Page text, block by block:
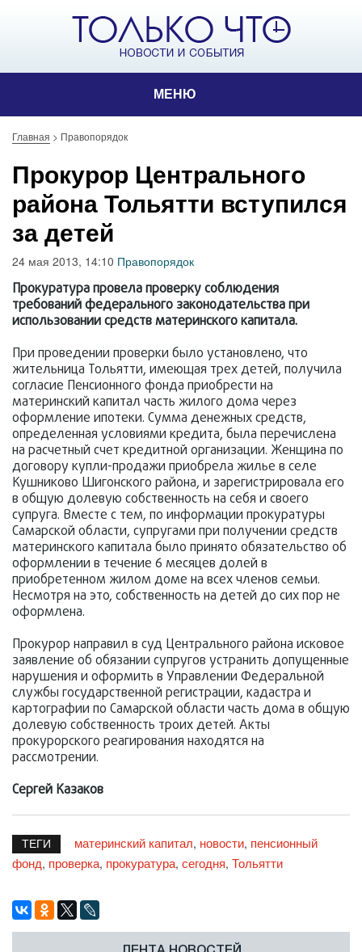
МЕНЮ
Главная > Правопорядок
Прокурор Центрального
района Тольятти вступился
за детей
24 мая 2013, 14:10 Правопорядок
Прокуратура провела проверку соблюдения
требований федерального законодательства при
использовании средств материнского капитала.
При проведении проверки было установлено, что
жительница Тольятти, имеющая трех детей, получила
согласие Пенсионного фонда приобрести на
материнский капитал часть жилого дома через
оформление ипотеки. Сумма денежных средств,
определенная условиями кредита, была перечислена
на расчетный счет кредитной организации. Женщина по
договору купли-продажи приобрела жилье в селе
Кушниково Шигонского района, и зарегистрировала его
в общую долевую собственность на себя и своего
супруга. Вместе с тем, по информации прокуратуры
Самарской области, супругами при получении средств
материнского капитала было принято обязательство об
оформлении в течение 6 месяцев долей в
приобретенном жилом доме на всех членов семьи.
Несмотря на это, собственность на детей до сих пор не
оформлена.
Прокурор направил в суд Центрального района исковое
заявление об обязании супругов устранить допущенные
нарушения и оформить в Управлении Федеральной
службы государственной регистрации, кадастра и
картографии по Самарской области часть дома в общую
долевую собственность троих детей. Акты
прокурорского реагирования находятся на
рассмотрении.
Сергей Казаков
ТЕГИ материнский капитал, новости, пенсионный
фонд, проверка, прокуратура, сегодня, Тольятти